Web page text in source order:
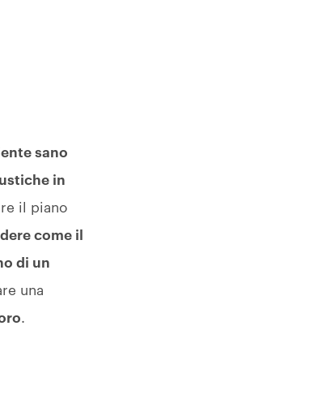
sano
in
il piano
come il
di un
una
.